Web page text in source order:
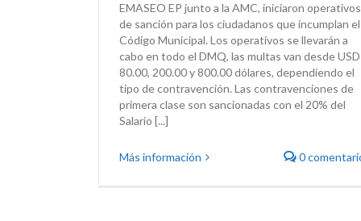
EMASEO EP junto a la AMC, iniciaron operativos
de sanción para los ciudadanos que incumplan el
Código Municipal. Los operativos se llevarán a
cabo en todo el DMQ, las multas van desde USD
80.00, 200.00 y 800.00 dólares, dependiendo el
tipo de contravención. Las contravenciones de
primera clase son sancionadas con el 20% del
Salario [...]
Más información 0